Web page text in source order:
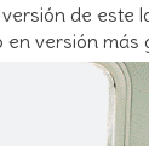
de este
versión más